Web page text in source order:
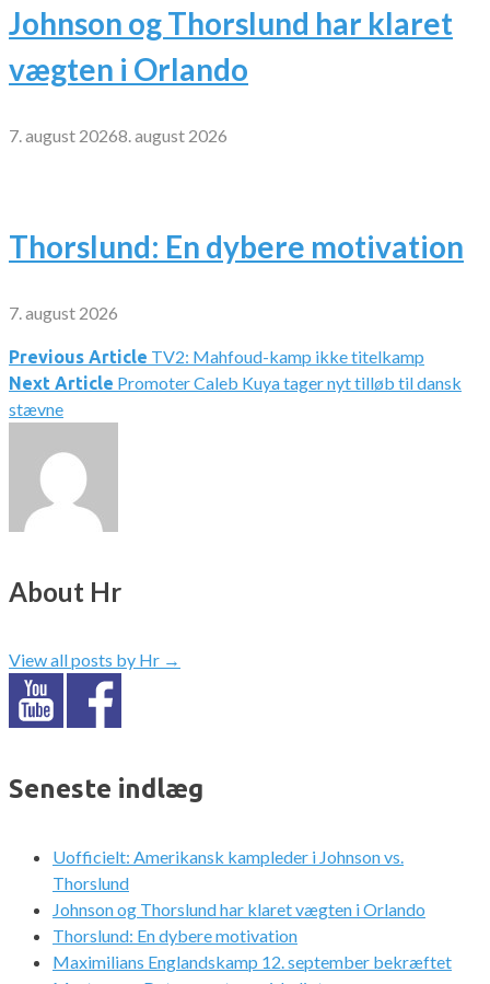
Johnson og Thorslund har klaret
vægten i Orlando
7. august 20268. august 2026
Thorslund: En dybere motivation
7. august 2026
Indlægsnavigation
Previous Article TV2: Mahfoud-kamp ikke titelkamp
Next Article Promoter Caleb Kuya tager nyt tilløb til dansk
stævne
About Hr
View all posts by Hr →
Seneste indlæg
Uofficielt: Amerikansk kampleder i Johnson vs.
Thorslund
Johnson og Thorslund har klaret vægten i Orlando
Thorslund: En dybere motivation
Maximilians Englandskamp 12. september bekræftet